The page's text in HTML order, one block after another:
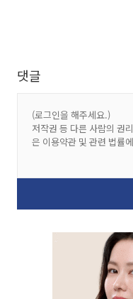
댓글